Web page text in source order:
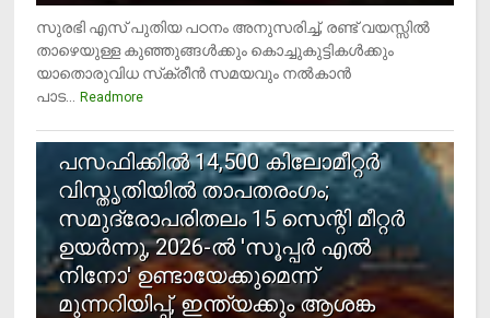
സുരഭി എസ് പുതിയ പഠനം അനുസരിച്ച്, രണ്ട് വയസ്സില്‍
താഴെയുള്ള കുഞ്ഞുങ്ങള്‍ക്കും കൊച്ചുകുട്ടികള്‍ക്കും
യാതൊരുവിധ സ്‌ക്രീന്‍ സമയവും നല്‍കാന്‍
പാട...
Readmore
പസഫിക്കില്‍ 14,500 കിലോമീറ്റര്‍
വിസ്തൃതിയില്‍ താപതരംഗം;
സമുദ്രോപരിതലം 15 സെന്റി മീറ്റര്‍
ഉയര്‍ന്നു, 2026-ല്‍ 'സൂപ്പര്‍ എല്‍
നിനോ' ഉണ്ടായേക്കുമെന്ന്
മുന്നറിയിപ്പ്, ഇന്ത്യക്കും ആശങ്ക